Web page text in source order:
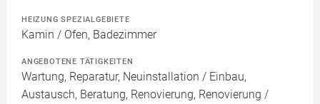
HEIZUNG SPEZIALGEBIETE
Kamin / Ofen, Badezimmer
ANGEBOTENE TÄTIGKEITEN
Wartung, Reparatur, Neuinstallation / Einbau,
Austausch, Beratung, Renovierung, Renovierung /